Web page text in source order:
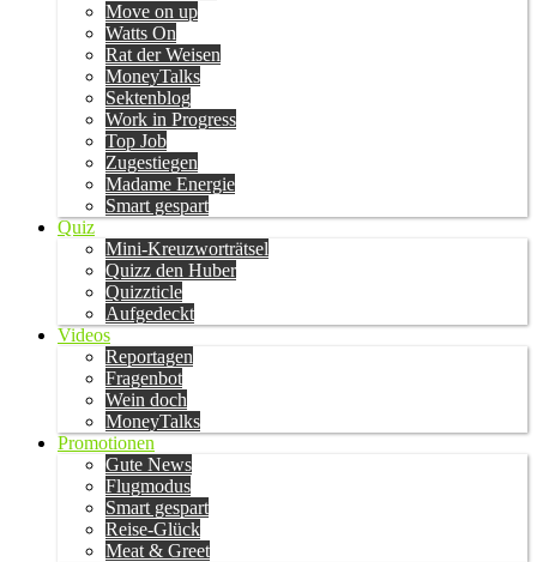
Move on up
Watts On
Rat der Weisen
MoneyTalks
Sektenblog
Work in Progress
Top Job
Zugestiegen
Madame Energie
Smart gespart
Quiz
Mini-Kreuzworträtsel
Quizz den Huber
Quizzticle
Aufgedeckt
Videos
Reportagen
Fragenbot
Wein doch
MoneyTalks
Promotionen
Gute News
Flugmodus
Smart gespart
Reise-Glück
Meat & Greet